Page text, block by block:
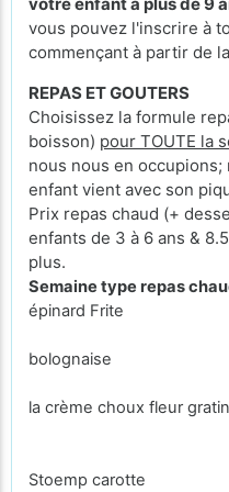
vous pouvez l'inscrire à
commençant à partir de
REPAS ET GOUTERS
Choisissez la formule
boisson) pour TOUTE la
nous nous en
enfant vient avec son
Prix repas chaud (+
enfants de 3 à 6 ans &
plus.
Semaine type repas
épinard Frite
Mardi :
bolognaise
Mercredi :
la crème choux fleur
Jeudi ;
Vendredi
Stoemp carotte